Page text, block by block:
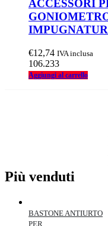
ACCESSORI
€12,74 IVA inclusa
106.233
Aggiungi al carrello
Più venduti
BASTONE ANTIURTO
PER